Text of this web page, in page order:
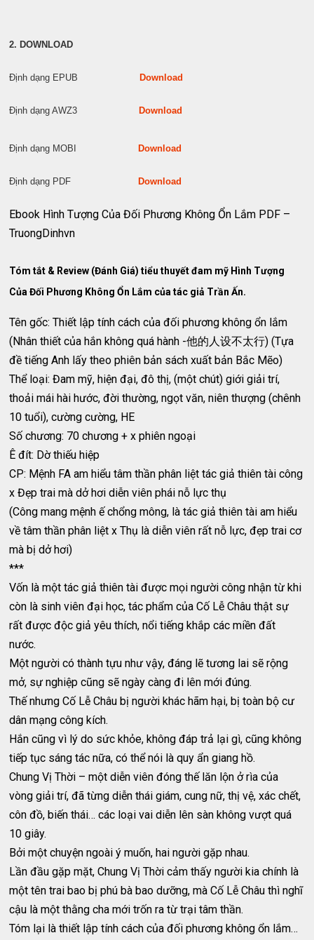
2. DOWNLOAD
Định dạng EPUB Download
Định dạng AWZ3 Download
Định dạng MOBI Download
Định dạng PDF Download
Ebook Hình Tượng Của Đối Phương Không Ổn Lắm PDF –
TruongDinhvn
Tóm tắt & Review (Đánh Giá) tiểu thuyết đam mỹ Hình Tượng
Của Đối Phương Không Ổn Lắm của tác giả Trần Ấn.
Tên gốc: Thiết lập tính cách của đối phương không ổn lắm
(Nhân thiết của hắn không quá hành -他的人设不太行) (Tựa
đề tiếng Anh lấy theo phiên bản sách xuất bản Bắc Mẽo)
Thể loại: Đam mỹ, hiện đại, đô thị, (một chút) giới giải trí,
thoải mái hài hước, đời thường, ngọt văn, niên thượng (chênh
10 tuổi), cường cường, HE
Số chương: 70 chương + x phiên ngoại
Ê đít: Dờ thiếu hiệp
CP: Mệnh FA am hiểu tâm thần phân liệt tác giả thiên tài công
x Đẹp trai mà dở hơi diễn viên phái nỗ lực thụ
(Công mang mệnh ế chổng mông, là tác giả thiên tài am hiểu
về tâm thần phân liệt x Thụ là diễn viên rất nỗ lực, đẹp trai cơ
mà bị dở hơi)
***
Vốn là một tác giả thiên tài được mọi người công nhận từ khi
còn là sinh viên đại học, tác phẩm của Cố Lễ Châu thật sự
rất được độc giả yêu thích, nổi tiếng khắp các miền đất
nước.
Một người có thành tựu như vậy, đáng lẽ tương lai sẽ rộng
mở, sự nghiệp cũng sẽ ngày càng đi lên mới đúng.
Thế nhưng Cố Lễ Châu bị người khác hãm hại, bị toàn bộ cư
dân mạng công kích.
Hắn cũng vì lý do sức khỏe, không đáp trả lại gì, cũng không
tiếp tục sáng tác nữa, có thể nói là quy ẩn giang hồ.
Chung Vị Thời – một diễn viên đóng thế lăn lộn ở rìa của
vòng giải trí, đã từng diễn thái giám, cung nữ, thị vệ, xác chết,
côn đồ, biến thái… các loại vai diễn lên sàn không vượt quá
10 giây.
Bởi một chuyện ngoài ý muốn, hai người gặp nhau.
Lần đầu gặp mặt, Chung Vị Thời cảm thấy người kia chính là
một tên trai bao bị phú bà bao dưỡng, mà Cố Lễ Châu thì nghĩ
cậu là một thằng cha mới trốn ra từ trại tâm thần.
Tóm lại là thiết lập tính cách của đối phương không ổn lắm…